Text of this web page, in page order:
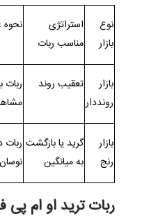
نوع
بازار
استراتژی
مناسب ربات
بازار
رونددار
تعقیب روند
بازار
رنج
گرید یا بازگشت
به میانگین
ربات ترید او ام پی